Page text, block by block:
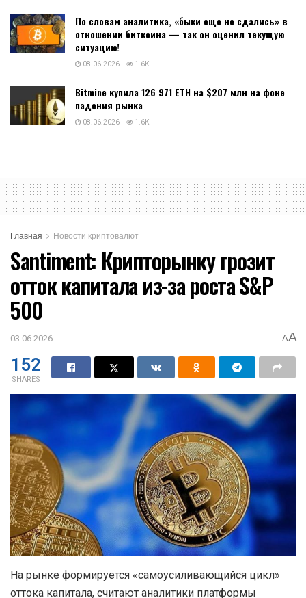
По словам аналитика, «быки еще не сдались» в
отношении биткоина — так он оценил текущую
ситуацию!
08.06.2026 1.6K
Bitmine купила 126 971 ETH на $207 млн на фоне
падения рынка
08.06.2026 1.6K
Главная Новости криптовалют
Santiment: Крипторынку грозит
отток капитала из-за роста S&P
500
03.06.2026 AA
152
SHARES
На рынке формируется «самоусиливающийся цикл»
оттока капитала, считают аналитики платформы